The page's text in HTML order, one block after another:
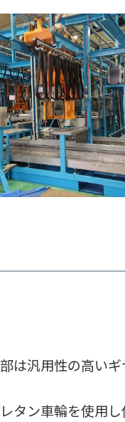
は汎用性の高い
タン車輪を使用